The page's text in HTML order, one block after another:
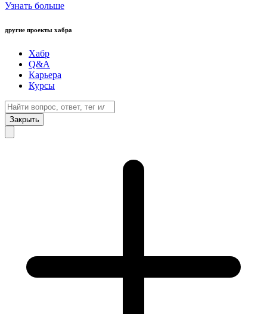
Узнать больше
другие проекты хабра
Хабр
Q&A
Карьера
Курсы
Закрыть